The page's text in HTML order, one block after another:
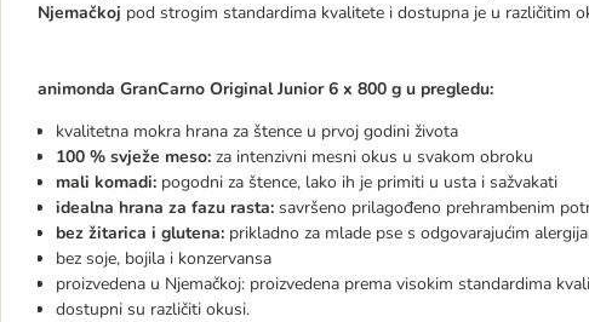
Njemačkoj pod strogim standardima kvalitete i dostupna je u različitim
animonda GranCarno Original Junior 6 x 800 g u pregledu:
kvalitetna mokra hrana za štence u prvoj godini života
100 % svježe meso: za intenzivni mesni okus u svakom obroku
mali komadi: pogodni za štence, lako ih je primiti u usta i sažvakati
idealna hrana za fazu rasta: savršeno prilagođeno prehrambenim
bez žitarica i glutena: prikladno za mlade pse s odgovarajućim
bez soje, bojila i konzervansa
proizvedena u Njemačkoj: proizvedena prema visokim standardima
dostupni su različiti okusi.